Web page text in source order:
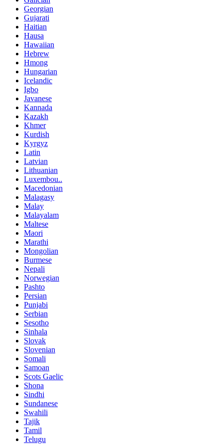
Georgian
Gujarati
Haitian
Hausa
Hawaiian
Hebrew
Hmong
Hungarian
Icelandic
Igbo
Javanese
Kannada
Kazakh
Khmer
Kurdish
Kyrgyz
Latin
Latvian
Lithuanian
Luxembou..
Macedonian
Malagasy
Malay
Malayalam
Maltese
Maori
Marathi
Mongolian
Burmese
Nepali
Norwegian
Pashto
Persian
Punjabi
Serbian
Sesotho
Sinhala
Slovak
Slovenian
Somali
Samoan
Scots Gaelic
Shona
Sindhi
Sundanese
Swahili
Tajik
Tamil
Telugu